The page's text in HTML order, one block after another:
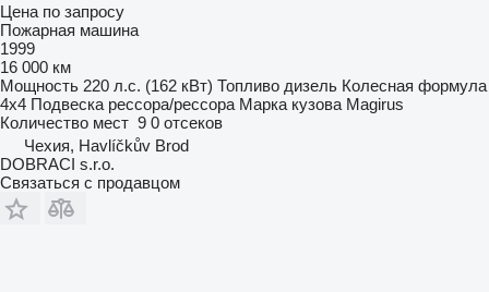
Цена по запросу
Пожарная машина
1999
16 000 км
Мощность 220 л.с. (162 кВт) Топливо дизель Колесная формула
4x4 Подвеска рессора/рессора Марка кузова Magirus
Количество мест 9 0 отсеков
Чехия, Havlíčkův Brod
DOBRACI s.r.o.
Связаться с продавцом